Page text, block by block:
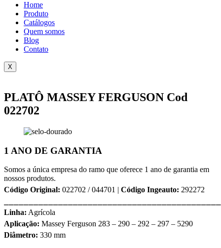
Home
Produto
Catálogos
Quem somos
Blog
Contato
X
PLATÔ MASSEY FERGUSON Cod
022702
1 ANO DE GARANTIA
Somos a única empresa do ramo que oferece 1 ano de garantia em
nossos produtos.
Código Original: 022702 / 044701 | Código Ingeauto: 292272
Linha: Agrícola
Aplicação: Massey Ferguson 283 – 290 – 292 – 297 – 5290
Diâmetro: 330 mm